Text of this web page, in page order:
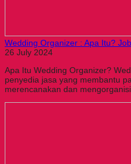
Wedding Organizer : Apa Itu?
26 July 2024
Apa Itu Wedding Organizer?
penyedia jasa yang membantu
merencanakan dan